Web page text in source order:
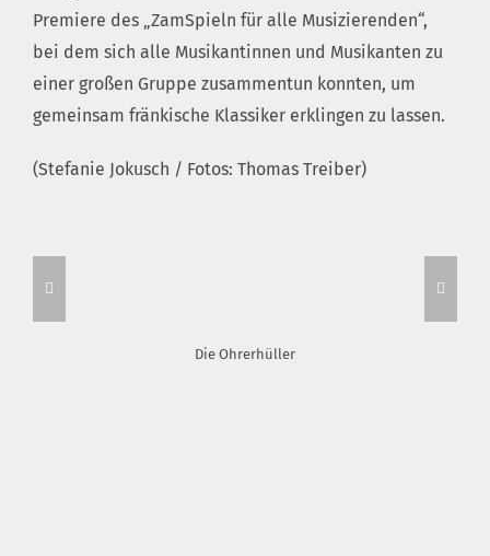
Premiere des „ZamSpieln für alle Musizierenden“,
bei dem sich alle Musikantinnen und Musikanten zu
einer großen Gruppe zusammentun konnten, um
gemeinsam fränkische Klassiker erklingen zu lassen.
(Stefanie Jokusch / Fotos: Thomas Treiber)
Die Ohrerhüller